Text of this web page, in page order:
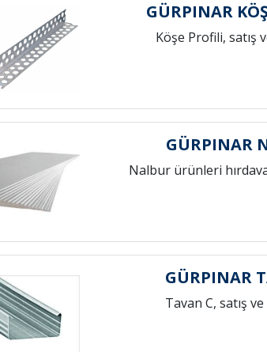
GÜRPINAR
Köşe Profili, satış
GÜRPINAR
Nalbur ürünleri
GÜRPINAR
Tavan C, satış